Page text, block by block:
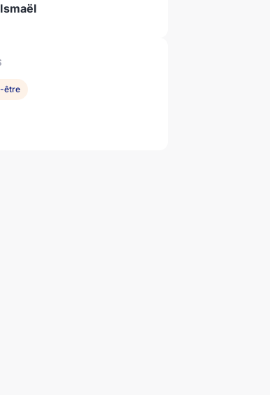
Ismaël
être